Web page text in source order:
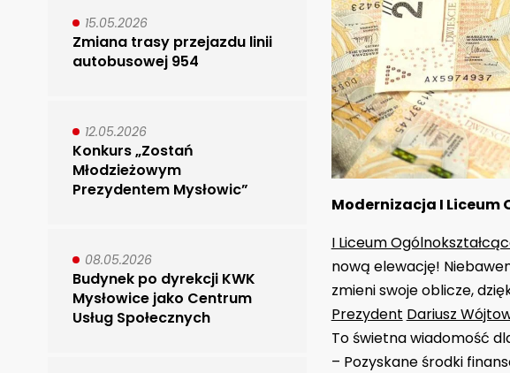
15.05.2026
Zmiana trasy przejazdu linii
autobusowej 954
12.05.2026
Konkurs „Zostań
Młodzieżowym
Prezydentem Mysłowic”
08.05.2026
Budynek po dyrekcji KWK
Mysłowice jako Centrum
Usług Społecznych
Modernizacja I Liceum
I Liceum
nową elewację!
zmieni swoje oblicze,
Prezydent Dariusz
To świetna wiadomość
– Pozyskane środki